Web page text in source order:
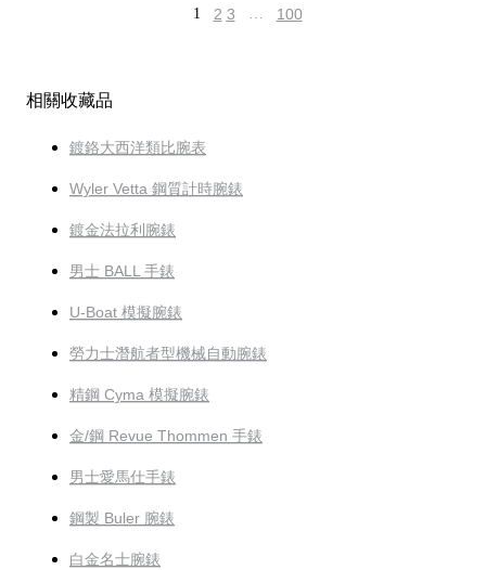
1 2 3 … 100
相關收藏品
鍍鉻大西洋類比腕表
Wyler Vetta 鋼質計時腕錶
鍍金法拉利腕錶
男士 BALL 手錶
U-Boat 模擬腕錶
勞力士潛航者型機械自動腕錶
精鋼 Cyma 模擬腕錶
金/鋼 Revue Thommen 手錶
男士愛馬仕手錶
鋼製 Buler 腕錶
白金名士腕錶